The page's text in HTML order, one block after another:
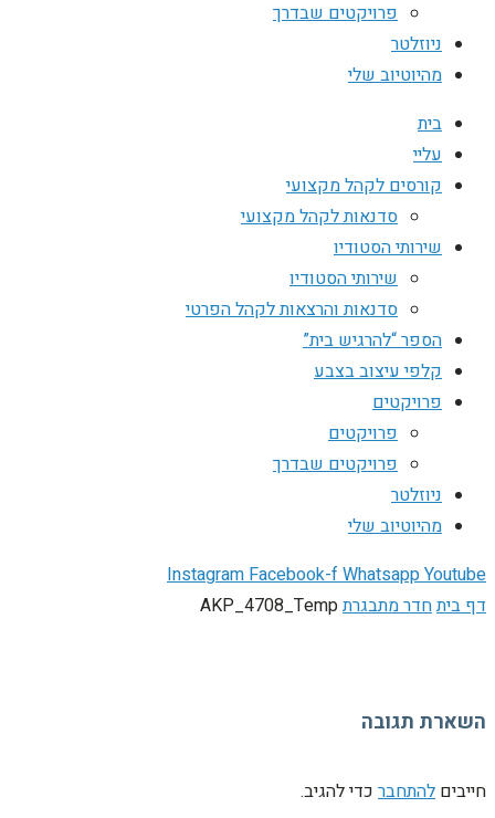
פרויקטים שבדרך
ניוזלטר
מהיוטיוב שלי
בית
עליי
קורסים לקהל מקצועי
סדנאות לקהל מקצועי
שירותי הסטודיו
שירותי הסטודיו
סדנאות והרצאות לקהל הפרטי
הספר “להרגיש בית”
קלפי עיצוב בצבע
פרויקטים
פרויקטים
פרויקטים שבדרך
ניוזלטר
מהיוטיוב שלי
InstagramFacebook-fWhatsappYoutube
דף ביתחדר מתבגרתAKP_4708_Temp
השארת תגובה
חייבים להתחבר כדי להגיב.